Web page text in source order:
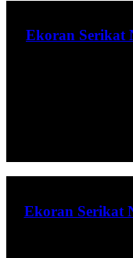
Ekoran Serikat
Ekoran Serikat